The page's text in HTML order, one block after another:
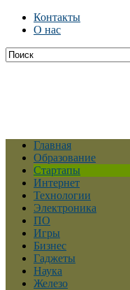
Контакты
О нас
Главная
Образование
Стартапы
Интернет
Технологии
Электроника
ПО
Игры
Бизнес
Гаджеты
Наука
Железо